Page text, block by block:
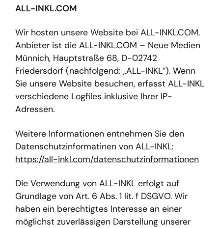
ALL-INKL.COM
Wir hosten unsere Website bei ALL-INKL.COM.
Anbieter ist die ALL-INKL.COM – Neue Medien
Münnich, Hauptstraße 68, D-02742
Friedersdorf (nachfolgend: „ALL-INKL“). Wenn
Sie unsere Website besuchen, erfasst ALL-INKL
verschiedene Logfiles inklusive Ihrer IP-
Adressen.
Weitere Informationen entnehmen Sie den
Datenschutzinformatinen von ALL-INKL:
https://all-inkl.com/datenschutzinformationen
Die Verwendung von ALL-INKL erfolgt auf
Grundlage von Art. 6 Abs. 1 lit. f DSGVO. Wir
haben ein berechtigtes Interesse an einer
möglichst zuverlässigen Darstellung unserer